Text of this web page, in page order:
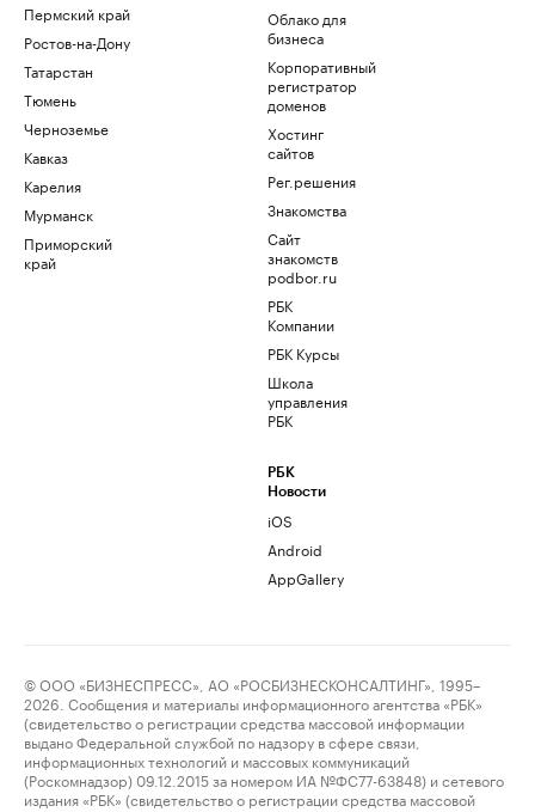
Пермский край
Ростов-на-Дону
Татарстан
Тюмень
Черноземье
Кавказ
Карелия
Мурманск
Приморский
край
Облако для
бизнеса
Корпоративный
регистратор
доменов
Хостинг
сайтов
Рег.решения
Знакомства
Сайт
знакомств
podbor.ru
РБК
Компании
РБК Курсы
Школа
управления
РБК
РБК
Новости
iOS
Android
AppGallery
© ООО «БИЗНЕСПРЕСС», АО «РОСБИЗНЕСКОНСАЛТИНГ», 1995–
2026. Сообщения и материалы информационного агентства «РБК»
(свидетельство о регистрации средства массовой информации
выдано Федеральной службой по надзору в сфере связи,
информационных технологий и массовых коммуникаций
(Роскомнадзор) 09.12.2015 за номером ИА №ФС77-63848) и сетевого
издания «РБК» (свидетельство о регистрации средства массовой